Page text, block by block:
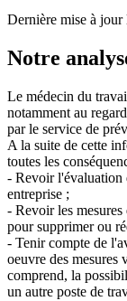
Dernière mise à jour
Notre
Le médecin du
notamment au
par le service de
A la suite de cette
toutes les
- Revoir l'évaluation
entreprise ;
- Revoir les
pour supprimer ou
- Tenir compte de
oeuvre des mesures
comprend, la
un autre poste de